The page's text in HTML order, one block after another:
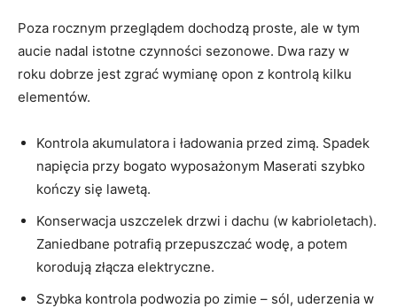
Poza rocznym przeglądem dochodzą proste, ale w tym
aucie nadal istotne czynności sezonowe. Dwa razy w
roku dobrze jest zgrać wymianę opon z kontrolą kilku
elementów.
Kontrola akumulatora i ładowania przed zimą. Spadek
napięcia przy bogato wyposażonym Maserati szybko
kończy się lawetą.
Konserwacja uszczelek drzwi i dachu (w kabrioletach).
Zaniedbane potrafią przepuszczać wodę, a potem
korodują złącza elektryczne.
Szybka kontrola podwozia po zimie – sól, uderzenia w